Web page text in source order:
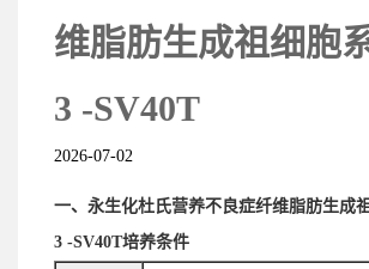
维脂肪生成祖细胞
3 -SV40T
2026-07-02
一、永生化杜氏营养不良症纤维脂肪生成
3 -SV40T培养条件